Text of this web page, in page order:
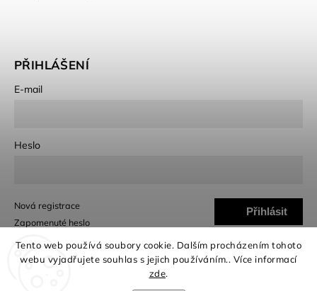
Tento web používá soubory cookie. Dalším procházením tohoto
webu vyjadřujete souhlas s jejich používáním.. Více informací
zde.
PŘIHLÁŠENÍ
E-mail
Heslo
Přihlásit
Nová registrace
Zapomenuté heslo